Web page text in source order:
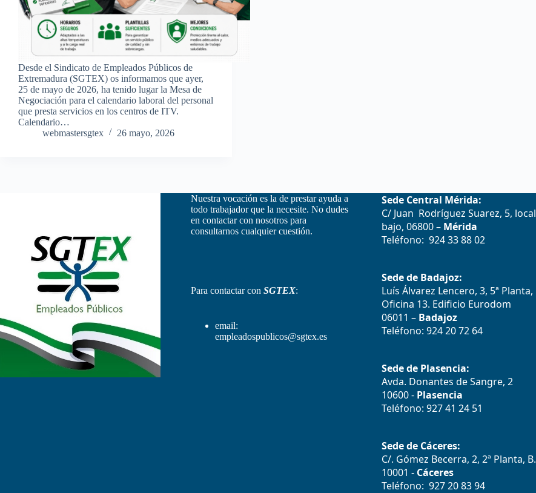
Desde el Sindicato de Empleados Públicos de
Extremadura (SGTEX) os informamos que ayer,
25 de mayo de 2026, ha tenido lugar la Mesa de
Negociación para el calendario laboral del personal
que presta servicios en los centros de ITV.
Calendario…
webmastersgtex
26 mayo, 2026
Nuestra vocación es la de prestar ayuda a
todo trabajador que la necesite. No dudes
en contactar con nosotros para
consultarnos cualquier cuestión.
Para contactar con SGTEX:
email:
empleadospublicos@sgtex.es
Sede Central Mérida:
C/ Juan Rodríguez Suarez, 5, local
bajo, 06800 – Mérida
Teléfono: 924 33 88 02
Sede de Badajoz:
Luís Álvarez Lencero, 3, 5ª Planta,
Oficina 13. Edificio Eurodom
06011 – Badajoz
Teléfono: 924 20 72 64
Sede de Plasencia:
Avda. Donantes de Sangre, 2
10600 -Plasencia
Teléfono: 927 41 24 51
Sede de Cáceres:
C/. Gómez Becerra, 2, 2ª Planta, B.
10001 -Cáceres
Teléfono: 927 20 83 94